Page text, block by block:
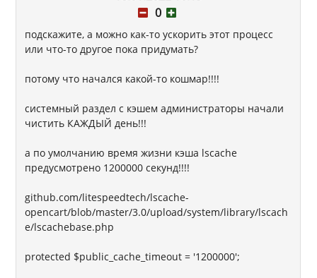
0
подскажите, а можно как-то ускорить этот процесс
или что-то другое пока придумать?
потому что начался какой-то кошмар!!!!
системный раздел с кэшем администраторы начали
чистить КАЖДЫЙ день!!!
а по умолчанию время жизни кэша lscache
предусмотрено 1200000 секунд!!!!
github.com/litespeedtech/lscache-
opencart/blob/master/3.0/upload/system/library/lscach
e/lscachebase.php
protected $public_cache_timeout = '1200000';